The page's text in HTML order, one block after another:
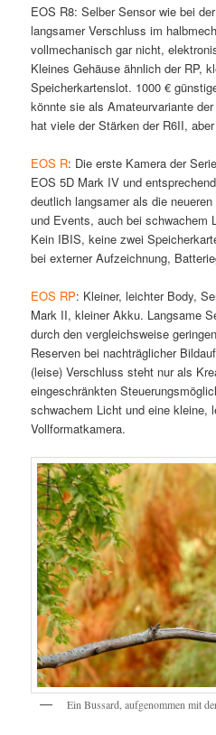
EOS R8: Selber Sensor wie bei
langsamer Verschluss im
vollmechanisch gar nicht,
Kleines Gehäuse ähnlich der RP,
Speicherkartenslot. 1000 €
könnte sie als Amateurvariante
hat viele der Stärken der R6II,
EOS R: Die erste Kamera der
EOS 5D Mark IV und
deutlich langsamer als die
und Events, auch bei schwachem
Kein IBIS, keine zwei
bei externer Aufzeichnung,
EOS RP: Kleiner, leichter Body,
Mark II, kleiner Akku. Langsame
durch den vergleichsweise
Reserven bei nachträglicher
(leise) Verschluss steht nur als
eingeschränkten
schwachem Licht und eine kleine,
Vollformatkamera.
Ein Bussard, aufgenommen mit